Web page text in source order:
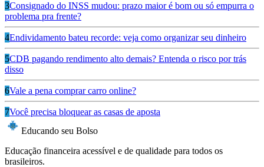
3Consignado do INSS mudou: prazo maior é bom ou só empurra o
problema pra frente?
4Endividamento bateu recorde: veja como organizar seu dinheiro
5CDB pagando rendimento alto demais? Entenda o risco por trás
disso
6Vale a pena comprar carro online?
7Você precisa bloquear as casas de aposta
Educando seu Bolso
Educação financeira acessível e de qualidade para todos os
brasileiros.